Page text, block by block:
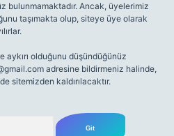
bulunmamaktadır. Ancak, üyelerimiz
taşımakta olup, siteye üye olarak
olduğunu düşündüğünüz
adresine bildirmeniz halinde,
sitemizden kaldırılacaktır.